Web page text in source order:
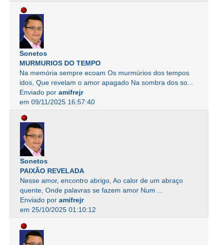
Sonetos
MURMURIOS DO TEMPO
Na memória sempre ecoam Os murmúrios dos tempos
idos, Que revelam o amor apagado Na sombra dos so...
Enviado por amifrejr
em 09/11/2025 16:57:40
Sonetos
PAIXÃO REVELADA
Nesse amor, encontro abrigo, Ao calor de um abraço
quente, Onde palavras se fazem amor Num ...
Enviado por amifrejr
em 25/10/2025 01:10:12